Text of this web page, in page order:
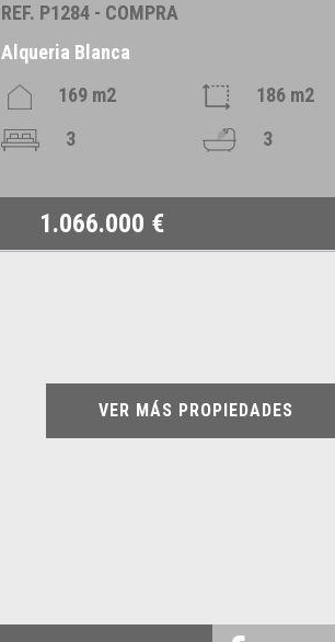
REF. P1284 - COMPRA
Alqueria Blanca
169 m2
186 m2
3
3
1.066.000 €
VER MÁS PROPIEDADES